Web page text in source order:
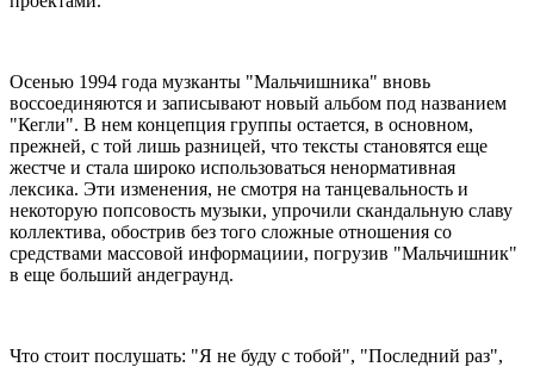
Осенью 1994 года музканты "Мальчишника" вновь
воссоединяются и записывают новый альбом под названием
"Кегли". В нем концепция группы остается, в основном,
прежней, с той лишь разницей, что тексты становятся еще
жестче и стала широко использоваться ненормативная
лексика. Эти изменения, не смотря на танцевальность и
некоторую попсовость музыки, упрочили скандальную славу
коллектива, обострив без того сложные отношения со
средствами массовой информациии, погрузив "Мальчишник"
в еще больший андеграунд.
Что стоит послушать: "Я не буду с тобой", "Последний раз",